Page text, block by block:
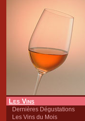
Les Vins
Dernières Dégustations
Les Vins du Mois